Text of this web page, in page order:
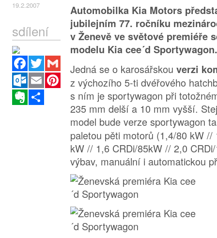
19.2.2007
sdílení
Facebook
Twitter
Outlook.com
Email
Pinterest
Evernote
Automobilka Kia Motors
jubilejním 77. ročníku
v Ženevě ve světové premiéře
modelu Kia cee´d Sportywagon.
Jedná se o karosářskou verzi
z výchozího 5-ti dvéřového
s ním je sportywagon při
235 mm delší a 10 mm vyšší.
model bude verze sportywagon
paletou pěti motorů (1,4/80 kW
kW // 1,6 CRDi/85kW // 2,0
výbav, manuální i automatickou